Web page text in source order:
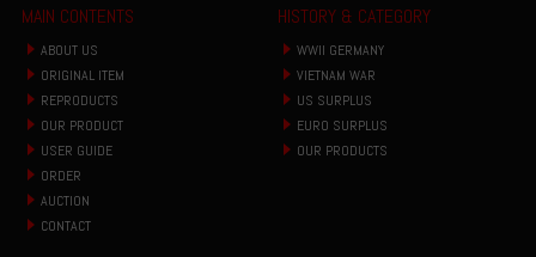
MAIN CONTENTS
ABOUT US
ORIGINAL ITEM
REPRODUCTS
OUR PRODUCT
USER GUIDE
ORDER
AUCTION
CONTACT
HISTORY & CATEGORY
WWII GERMANY
VIETNAM WAR
US SURPLUS
EURO SURPLUS
OUR PRODUCTS